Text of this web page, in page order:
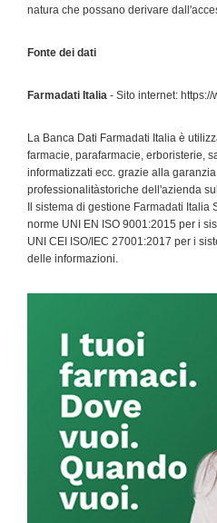
natura che possano derivare
Fonte dei dati
Farmadati Italia - Sito internet: https://
La Banca Dati Farmadati Italia è
farmacie, parafarmacie, erboristerie,
informatizzati ecc. grazie alla
professionalitàstoriche dell'azienda
Il sistema di gestione Farmadati
norme UNI EN ISO 9001:2015 per i
UNI CEI ISO/IEC 27001:2017 per i
delle informazioni.
Sidebar